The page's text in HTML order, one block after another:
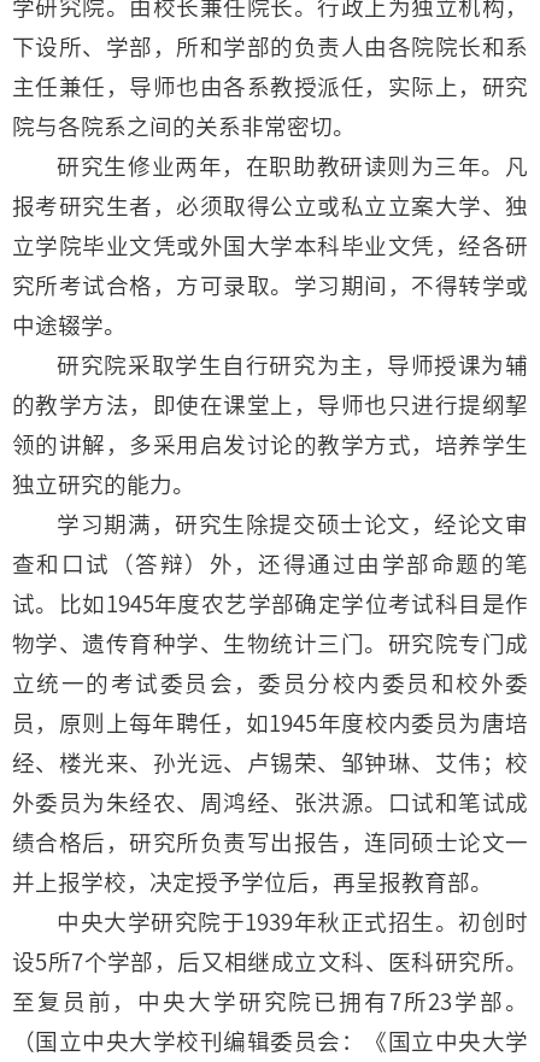
学研究院。由校长兼任院长。行政上为独立机构，
下设所、学部，所和学部的负责人由各院院长和系
主任兼任，导师也由各系教授派任，实际上，研究
院与各院系之间的关系非常密切。
研究生修业两年，在职助教研读则为三年。凡
报考研究生者，必须取得公立或私立立案大学、独
立学院毕业文凭或外国大学本科毕业文凭，经各研
究所考试合格，方可录取。学习期间，不得转学或
中途辍学。
研究院采取学生自行研究为主，导师授课为辅
的教学方法，即使在课堂上，导师也只进行提纲挈
领的讲解，多采用启发讨论的教学方式，培养学生
独立研究的能力。
学习期满，研究生除提交硕士论文，经论文审
查和口试（答辩）外，还得通过由学部命题的笔
试。比如1945年度农艺学部确定学位考试科目是作
物学、遗传育种学、生物统计三门。研究院专门成
立统一的考试委员会，委员分校内委员和校外委
员，原则上每年聘任，如1945年度校内委员为唐培
经、楼光来、孙光远、卢锡荣、邹钟琳、艾伟；校
外委员为朱经农、周鸿经、张洪源。口试和笔试成
绩合格后，研究所负责写出报告，连同硕士论文一
并上报学校，决定授予学位后，再呈报教育部。
中央大学研究院于1939年秋正式招生。初创时
设5所7个学部，后又相继成立文科、医科研究所。
至复员前，中央大学研究院已拥有7所23学部。
（国立中央大学校刊编辑委员会：《国立中央大学